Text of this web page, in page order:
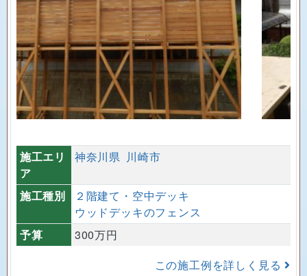
施工エリ
ア
神奈川県 川崎市
施工種別
２階建て・空中デッキ
ウッドデッキのフェンス
予算
300万円
この施工例を詳しく見る